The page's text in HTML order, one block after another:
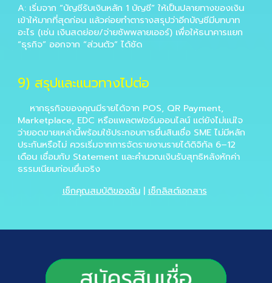
A: เริ่มจาก “บัญชีรับเงินหลัก 1 บัญชี” ให้เป็นปลายทางของเงิน
เข้าให้มากที่สุดก่อน แล้วค่อยทำตารางสรุปว่าอีกบัญชีมีบทบาท
อะไร (เช่น เงินสดย่อย/จ่ายซัพพลายเออร์) เพื่อให้ธนาคารแยก
“ธุรกิจ” ออกจาก “ส่วนตัว” ได้ชัด
9) สรุปและแนวทางไปต่อ
หากธุรกิจของคุณมีรายได้จาก POS, QR Payment,
Marketplace, EDC หรือแพลตฟอร์มออนไลน์ แต่ยังไม่แน่ใจ
ว่ายอดขายเหล่านี้พร้อมใช้ประกอบการยื่นสินเชื่อ SME ไม่มีหลัก
ประกันหรือไม่ ควรเริ่มจากการจัดรายงานรายได้ดิจิทัล 6–12
เดือน เชื่อมกับ Statement และคำนวณเงินรับสุทธิหลังหักค่า
ธรรมเนียมก่อนยื่นจริง
เช็กคุณสมบัติของฉัน| เช็กลิสต์เอกสาร